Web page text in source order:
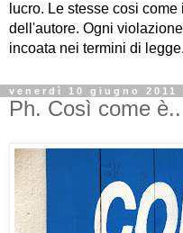
lucro. Le stesse cosi
dell'autore. Ogni
incoata nei termini di legge.
venerdì 10 giugno 2011
Ph. Così come